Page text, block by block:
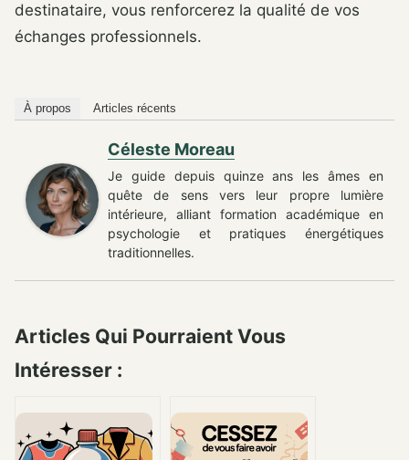
destinataire, vous renforcerez la qualité de vos
échanges professionnels.
À propos Articles récents
Céleste Moreau
Je guide depuis quinze ans les âmes en
quête de sens vers leur propre lumière
intérieure, alliant formation académique en
psychologie et pratiques énergétiques
traditionnelles.
Articles Qui Pourraient Vous
Intéresser :